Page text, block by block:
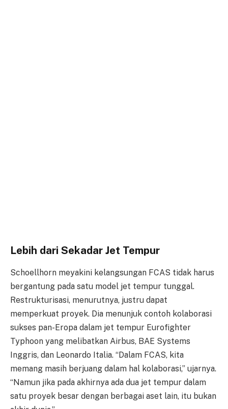
Lebih dari Sekadar Jet Tempur
Schoellhorn meyakini kelangsungan FCAS tidak harus
bergantung pada satu model jet tempur tunggal.
Restrukturisasi, menurutnya, justru dapat
memperkuat proyek. Dia menunjuk contoh kolaborasi
sukses pan-Eropa dalam jet tempur Eurofighter
Typhoon yang melibatkan Airbus, BAE Systems
Inggris, dan Leonardo Italia. “Dalam FCAS, kita
memang masih berjuang dalam hal kolaborasi,” ujarnya.
“Namun jika pada akhirnya ada dua jet tempur dalam
satu proyek besar dengan berbagai aset lain, itu bukan